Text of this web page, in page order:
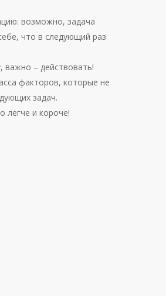
возможно, задача
что в следующий раз
важно – действовать!
факторов, которые не
задач.
легче и короче!